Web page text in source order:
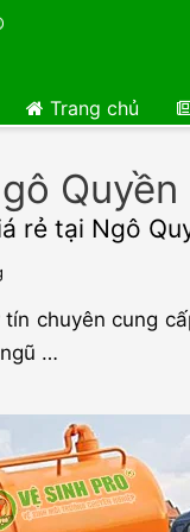
Trang chủ
Quyền
rẻ tại Ngô
chuyên cung
…